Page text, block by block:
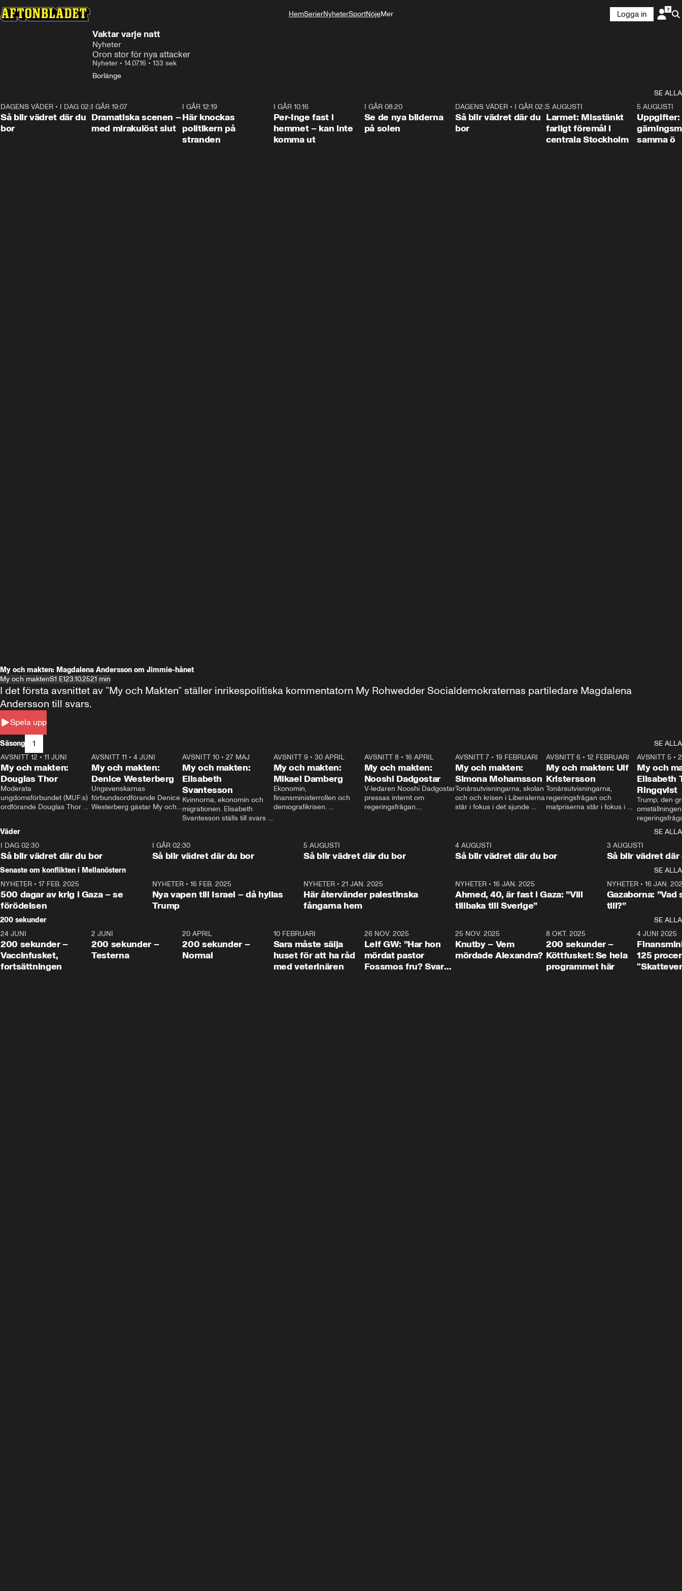
HemSerierNyheterSportNöjeMer
Logga in
Vaktar varje natt
Nyheter
Oron stor för nya attacker
Nyheter • 14.07.16 • 133 sek
Borlänge
SE ALLA
1:06
DAGENS VÄDER • I DAG 02:30
Så blir vädret där du
bor
I GÅR 19:07
Dramatiska scenen –
med mirakulöst slut
I GÅR 12:19
Här knockas
politikern på
stranden
I GÅR 10:16
Per-Inge fast i
hemmet – kan inte
komma ut
I GÅR 08:20
Se de nya bilderna
på solen
1:06
DAGENS VÄDER• I GÅR 02:30
Så blir vädret där du
bor
0:35
5 AUGUSTI
Larmet: Misstänkt
farligt föremål i
centrala Stockholm
5 AUGUSTI
Uppgifter:
samma ö
My och makten: Magdalena Andersson om Jimmie-hånet
My och maktenS1 E123.10.2521 min
Spela upp
I det första avsnittet av ”My och Makten” ställer inrikespolitiska kommentatorn My Rohwedder Socialdemokraternas partiledare Magdalena
Andersson till svars.
Säsong 1
SE ALLA
26:27
AVSNITT 12 • 11 JUNI
My och makten:
Douglas Thor
Moderata
ungdomsförbundet (MUF:s)
ordförande Douglas Thor
tonårsutvisningarna och hur
Moderaterna ska locka
väljare till valet i höst.
23:40
AVSNITT 11 •4 JUNI
My och makten:
Denice Westerberg
Ungsvenskarnas
förbundsordförande Denice
Westerberg gästar My och
AVSNITT 10 •27 MAJ
My och makten:
Elisabeth
Svantesson
Kvinnorna, ekonomin och
migrationen. Elisabeth
Svantesson ställs till svars
AVSNITT 9• 30 APRIL
My och makten:
Mikael Damberg
Ekonomin,
finansministerrollen och
demografikrisen.
och Makten.
AVSNITT 8• 16 APRIL
My och makten:
Nooshi Dadgostar
V-ledaren Nooshi Dadgostar
pressas internt om
regeringsfrågan.
– Vi ställer upp i val. Ska vi
vara med så sitter vi förstås
24:30
AVSNITT 7• 19 FEBRUARI
My och makten:
Simona Mohamsson
Tonårsutvisningarna, skolan
och och krisen i Liberalerna
står i fokus i det sjunde
kommentator My
Rohwedder ställer
utbildnings- och
Mohamsson till svars.
27:30
AVSNITT 6 •12 FEBRUARI
My och makten: Ulf
Kristersson
Tonårsutvisningarna,
regeringsfrågan och
matpriserna står i fokus i
Rohwedder ställer
statsminister Ulf Kristersson
AVSNITT 5 •
My och
Elisabeth
Ringqvist
Trump, den
centrum i
avsnittet av
Makten”. Se
Aftonbladets
Rohwedder
Thand Ring
Väder
SE ALLA
I DAG 02:30
Så blir vädret där du bor
1:06
I GÅR 02:30
Så blir vädret där du bor
5 AUGUSTI
Så blir vädret där du bor
4 AUGUSTI
Så blir vädret där du bor
3 AUGUSTI
Så blir vädret där
Senaste om konflikten i Mellanöstern
SE ALLA
NYHETER • 17 FEB. 2025
500 dagar av krig i Gaza – se
förödelsen
NYHETER• 16 FEB. 2025
Nya vapen till Israel – då hyllas
Trump
NYHETER •21 JAN. 2025
Här återvänder palestinska
fångarna hem
NYHETER• 16 JAN. 2025
Ahmed, 40, är fast i Gaza: ”Vill
tillbaka till Sverige”
NYHETER• 16 JAN.
Gazaborna:
till?”
200 sekunder
SE ALLA
5:00
24 JUNI
200 sekunder –
Vaccinfusket,
fortsättningen
4:23
2 JUNI
200 sekunder –
Testerna
20 APRIL
200 sekunder –
Normal
10 FEBRUARI
Sara måste sälja
huset för att ha råd
med veterinären
26 NOV. 2025
Leif GW: ”Har hon
mördat pastor
Fossmos fru? Svar
31:05
25 NOV. 2025
Knutby – Vem
mördade Alexandra?
4:29
8 OKT. 2025
200 sekunder –
Köttfusket: Se hela
programmet här
4 JUNI 2025
125